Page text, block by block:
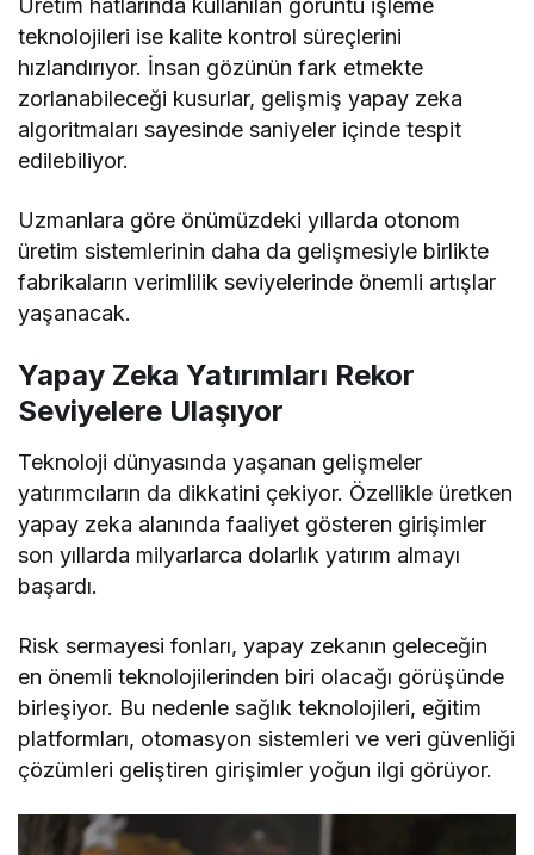
Üretim hatlarında kullanılan görüntü işleme
teknolojileri ise kalite kontrol süreçlerini
hızlandırıyor. İnsan gözünün fark etmekte
zorlanabileceği kusurlar, gelişmiş yapay zeka
algoritmaları sayesinde saniyeler içinde tespit
edilebiliyor.
Uzmanlara göre önümüzdeki yıllarda otonom
üretim sistemlerinin daha da gelişmesiyle birlikte
fabrikaların verimlilik seviyelerinde önemli artışlar
yaşanacak.
Yapay Zeka Yatırımları Rekor
Seviyelere Ulaşıyor
Teknoloji dünyasında yaşanan gelişmeler
yatırımcıların da dikkatini çekiyor. Özellikle üretken
yapay zeka alanında faaliyet gösteren girişimler
son yıllarda milyarlarca dolarlık yatırım almayı
başardı.
Risk sermayesi fonları, yapay zekanın geleceğin
en önemli teknolojilerinden biri olacağı görüşünde
birleşiyor. Bu nedenle sağlık teknolojileri, eğitim
platformları, otomasyon sistemleri ve veri güvenliği
çözümleri geliştiren girişimler yoğun ilgi görüyor.